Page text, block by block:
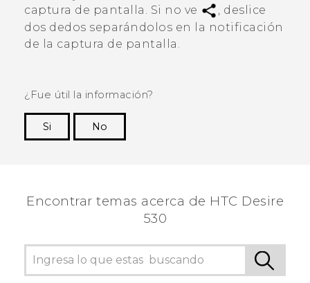
captura de pantalla. Si no ve
, deslice
dos dedos separándolos en la notificación
de la captura de pantalla.
¿Fue útil la información?
Si
No
Encontrar temas acerca de HTC Desire
530